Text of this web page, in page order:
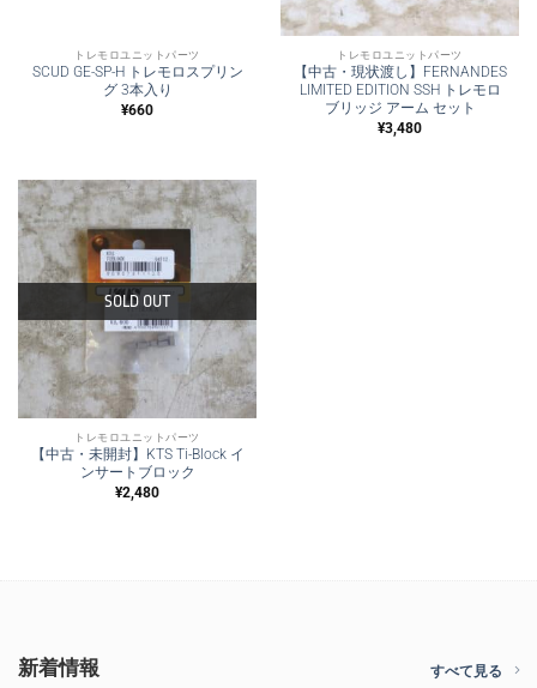
トレモロユニットパーツ
SCUD GE-SP-H トレモロスプリン
グ 3本入り
¥660
トレモロユニットパーツ
【中古・現状渡し】FERNANDES
LIMITED EDITION SSH トレモロ
ブリッジ アーム セット
¥3,480
SOLD OUT
トレモロユニットパーツ
【中古・未開封】KTS Ti-Block イ
ンサートブロック
¥2,480
新着情報 すべて見る